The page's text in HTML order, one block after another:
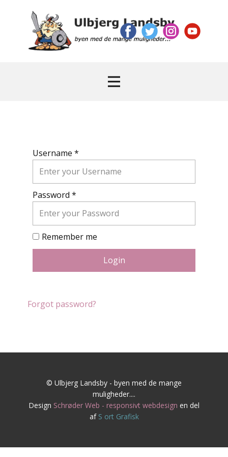
Username *
Password *
Remember me
Login
Forgot password?
© Ulbjerg Landsby - byen med de mange
muligheder....
Design Schrøder Web - responsivt webdesign en del
af S ort Grafisk